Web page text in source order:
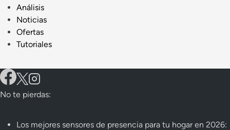
Análisis
Noticias
Ofertas
Tutoriales
No te pierdas:
Los mejores sensores de presencia para tu hogar en 2026: